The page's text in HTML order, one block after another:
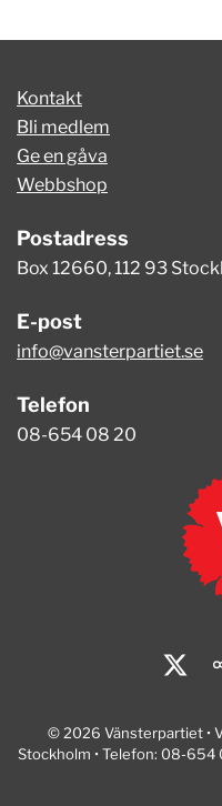
Kontakt
Bli medlem
Ge en gåva
Webbshop
Postadress
Box 12660, 112 93
E-post
info@vansterpartiet.se
Telefon
08-654 08 20
© 2026 Vänsterpartiet •
Stockholm • Telefon: 08-654